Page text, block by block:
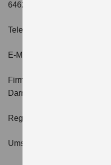
64625 Bensheim
Telefon:
E-Mail:
Firmensitz und
Darmstadt
Registernummer: